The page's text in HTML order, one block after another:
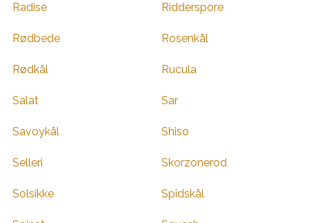
Radise Ridderspore
Rødbede Rosenkål
Rødkål Rucula
Salat Sar
Savoykål Shiso
Selleri Skorzonerod
Solsikke Spidskål